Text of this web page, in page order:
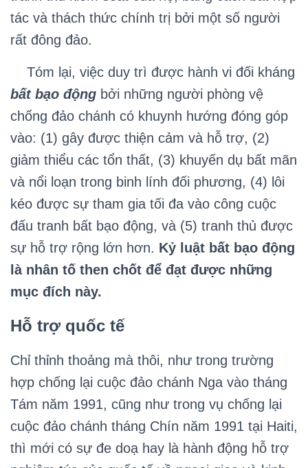
tác và thách thức chính trị bởi một số người
rất đông đảo.
Tóm lại, việc duy trì được hành vi đối kháng
bất bạo động bởi những người phòng vệ
chống đảo chánh có khuynh hướng đóng góp
vào: (1) gây được thiện cảm và hỗ trợ, (2)
giảm thiểu các tổn thất, (3) khuyến dụ bất mãn
và nổi loạn trong binh lính đối phương, (4) lôi
kéo được sự tham gia tối đa vào công cuộc
đấu tranh bất bạo động, và (5) tranh thủ được
sự hỗ trợ rộng lớn hơn. Kỷ luật bất bạo động
là nhân tố then chốt để đạt được những
mục đích này.
Hỗ trợ quốc tế
Chỉ thỉnh thoảng mà thôi, như trong trường
hợp chống lại cuộc đảo chánh Nga vào tháng
Tám năm 1991, cũng như trong vụ chống lại
cuộc đảo chánh tháng Chín năm 1991 tại Haiti,
thì mới có sự đe doạ hay là hành động hỗ trợ